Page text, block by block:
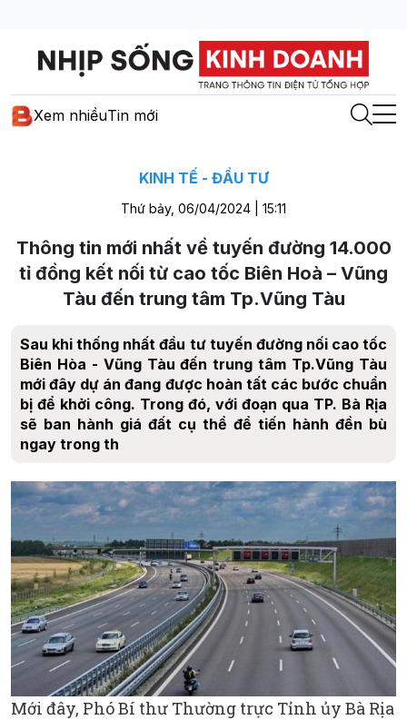
Xem nhiềuTin mới
KINH TẾ - ĐẦU TƯ
Thứ bảy, 06/04/2024 | 15:11
Thông tin mới nhất về tuyến đường 14.000
tỉ đồng kết nối từ cao tốc Biên Hoà – Vũng
Tàu đến trung tâm Tp.Vũng Tàu
Sau khi thống nhất đầu tư tuyến đường nối cao tốc
Biên Hòa - Vũng Tàu đến trung tâm Tp.Vũng Tàu
mới đây dự án đang được hoàn tất các bước chuẩn
bị để khởi công. Trong đó, với đoạn qua TP. Bà Rịa
sẽ ban hành giá đất cụ thể để tiến hành đền bù
ngay trong th
Mới đây, Phó Bí thư Thường trực Tỉnh ủy Bà Rịa